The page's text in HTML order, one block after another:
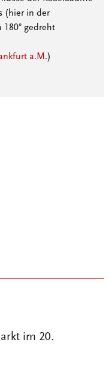
(hier in der
gedreht
a.M.)
im 20.